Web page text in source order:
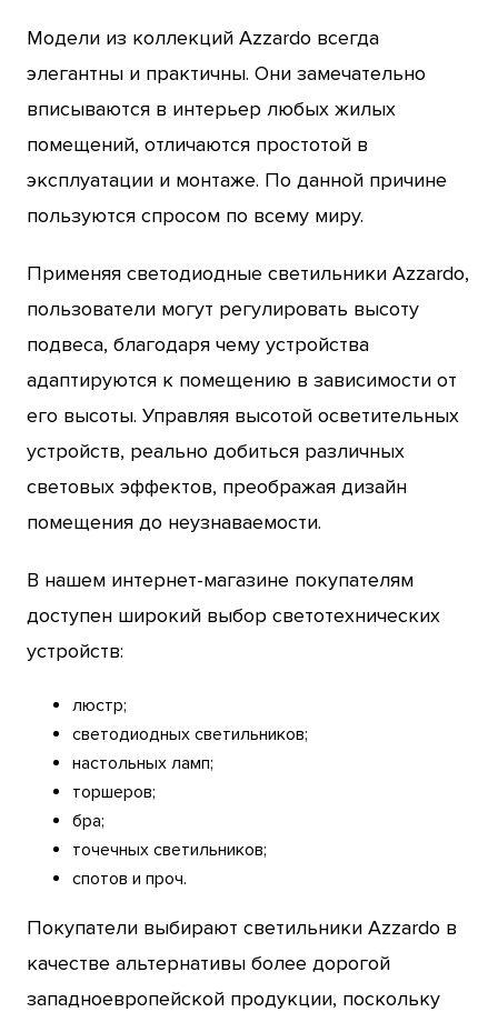
Модели из коллекций Azzardo всегда
элегантны и практичны. Они замечательно
вписываются в интерьер любых жилых
помещений, отличаются простотой в
эксплуатации и монтаже. По данной причине
пользуются спросом по всему миру.
Применяя светодиодные светильники Azzardo,
пользователи могут регулировать высоту
подвеса, благодаря чему устройства
адаптируются к помещению в зависимости от
его высоты. Управляя высотой осветительных
устройств, реально добиться различных
световых эффектов, преображая дизайн
помещения до неузнаваемости.
В нашем интернет-магазине покупателям
доступен широкий выбор светотехнических
устройств:
люстр;
светодиодных светильников;
настольных ламп;
торшеров;
бра;
точечных светильников;
спотов и проч.
Покупатели выбирают светильники Azzardo в
качестве альтернативы более дорогой
западноевропейской продукции, поскольку